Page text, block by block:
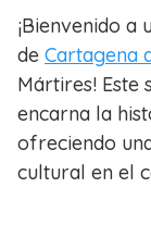
¡Bienvenido a
de Cartagena
Mártires! Este
encarna la
ofreciendo
cultural en el